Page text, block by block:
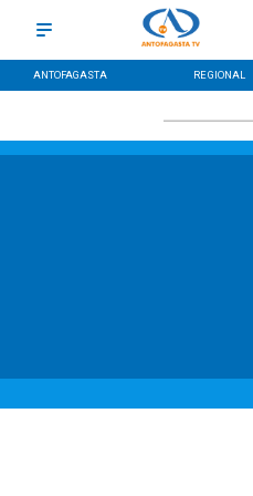
ANTOFAGASTA REGIONAL